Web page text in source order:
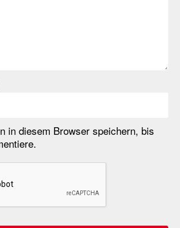
in diesem Browser speichern, bis